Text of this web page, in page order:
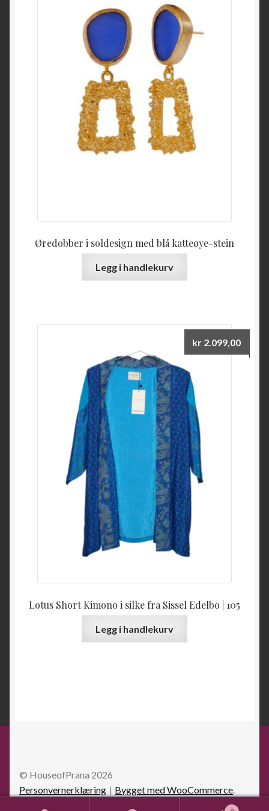
Øredobber i soldesign med blå katteøye-stein
Legg i handlekurv
Lotus Short Kimono i silke fra Sissel Edelbo | 105
kr 2.099,00
Legg i handlekurv
© HouseofPrana 2026
Personvernerklæring
Bygget med WooCommerce.